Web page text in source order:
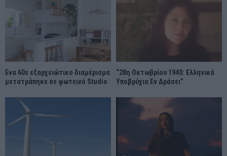
Ένα 60s εξαρχειώτικο διαμέρισμα
μετατράπηκε σε φωτεινό Studio
“28η Οκτωβρίου 1940: Ελληνικά
Υποβρύχια Εν Δράσει”